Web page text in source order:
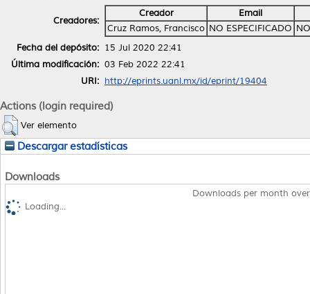
Creadores:
Creador
Email
Cruz Ramos, Francisco NO ESPECIFICADO
Fecha del depósito: 15 Jul 2020 22:41
Última modificación: 03 Feb 2022 22:41
URI: http://eprints.uanl.mx/id/eprint/19404
Actions (login required)
Ver elemento
Descargar estadísticas
Downloads
Downloads per month
Loading...